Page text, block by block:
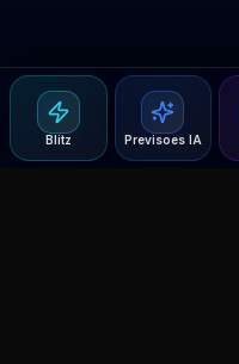
Blitz Previsoes IA